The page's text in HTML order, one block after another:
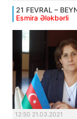
21 FEVRAL –
Esmira Ələkbərli
12:50 21.03.2021